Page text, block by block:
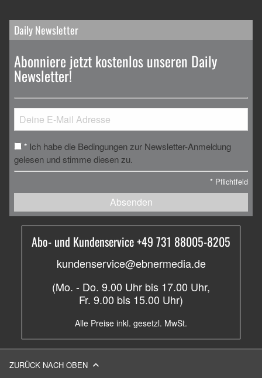
Daily Newsletter
Abonniere jetzt kostenlos unseren Daily
Newsletter!
* Ich habe die Bedingungen zur Newsletter-Anmeldung
gelesen und stimme diesen zu.
* Pflichtfeld
Absenden
Abo- und Kundenservice +49 731 88005-8205
kundenservice@ebnermedia.de
(Mo. - Do. 9.00 Uhr bis 17.00 Uhr,
Fr. 9.00 bis 15.00 Uhr)
Alle Preise inkl. gesetzl. MwSt.
ZURÜCK NACH OBEN